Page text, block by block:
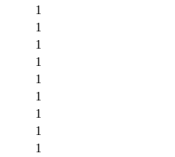
1
1
1
1
1
1
1
1
1